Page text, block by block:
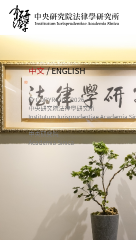
要
容
中文/ENGLISH
© COPYRIGHT 2026
中央研究院法律學研究所
Institutum Iurisprudentiae Academia
中央研究院
Academia Sinica